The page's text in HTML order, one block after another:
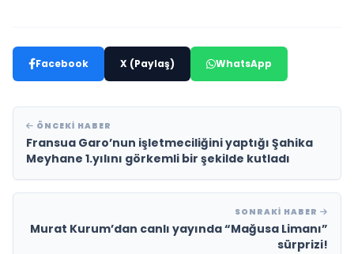
Facebook X (Paylaş) WhatsApp
ÖNCEKI HABER
Fransua Garo’nun işletmeciliğini yaptığı Şahika
Meyhane 1.yılını görkemli bir şekilde kutladı
SONRAKI HABER
Murat Kurum’dan canlı yayında “Mağusa Limanı”
sürprizi!